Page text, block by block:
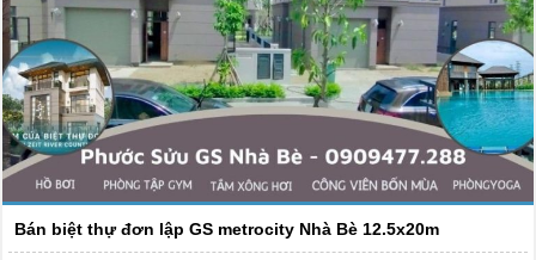
Bán biệt thự đơn lập GS metrocity Nhà Bè 12.5x20m